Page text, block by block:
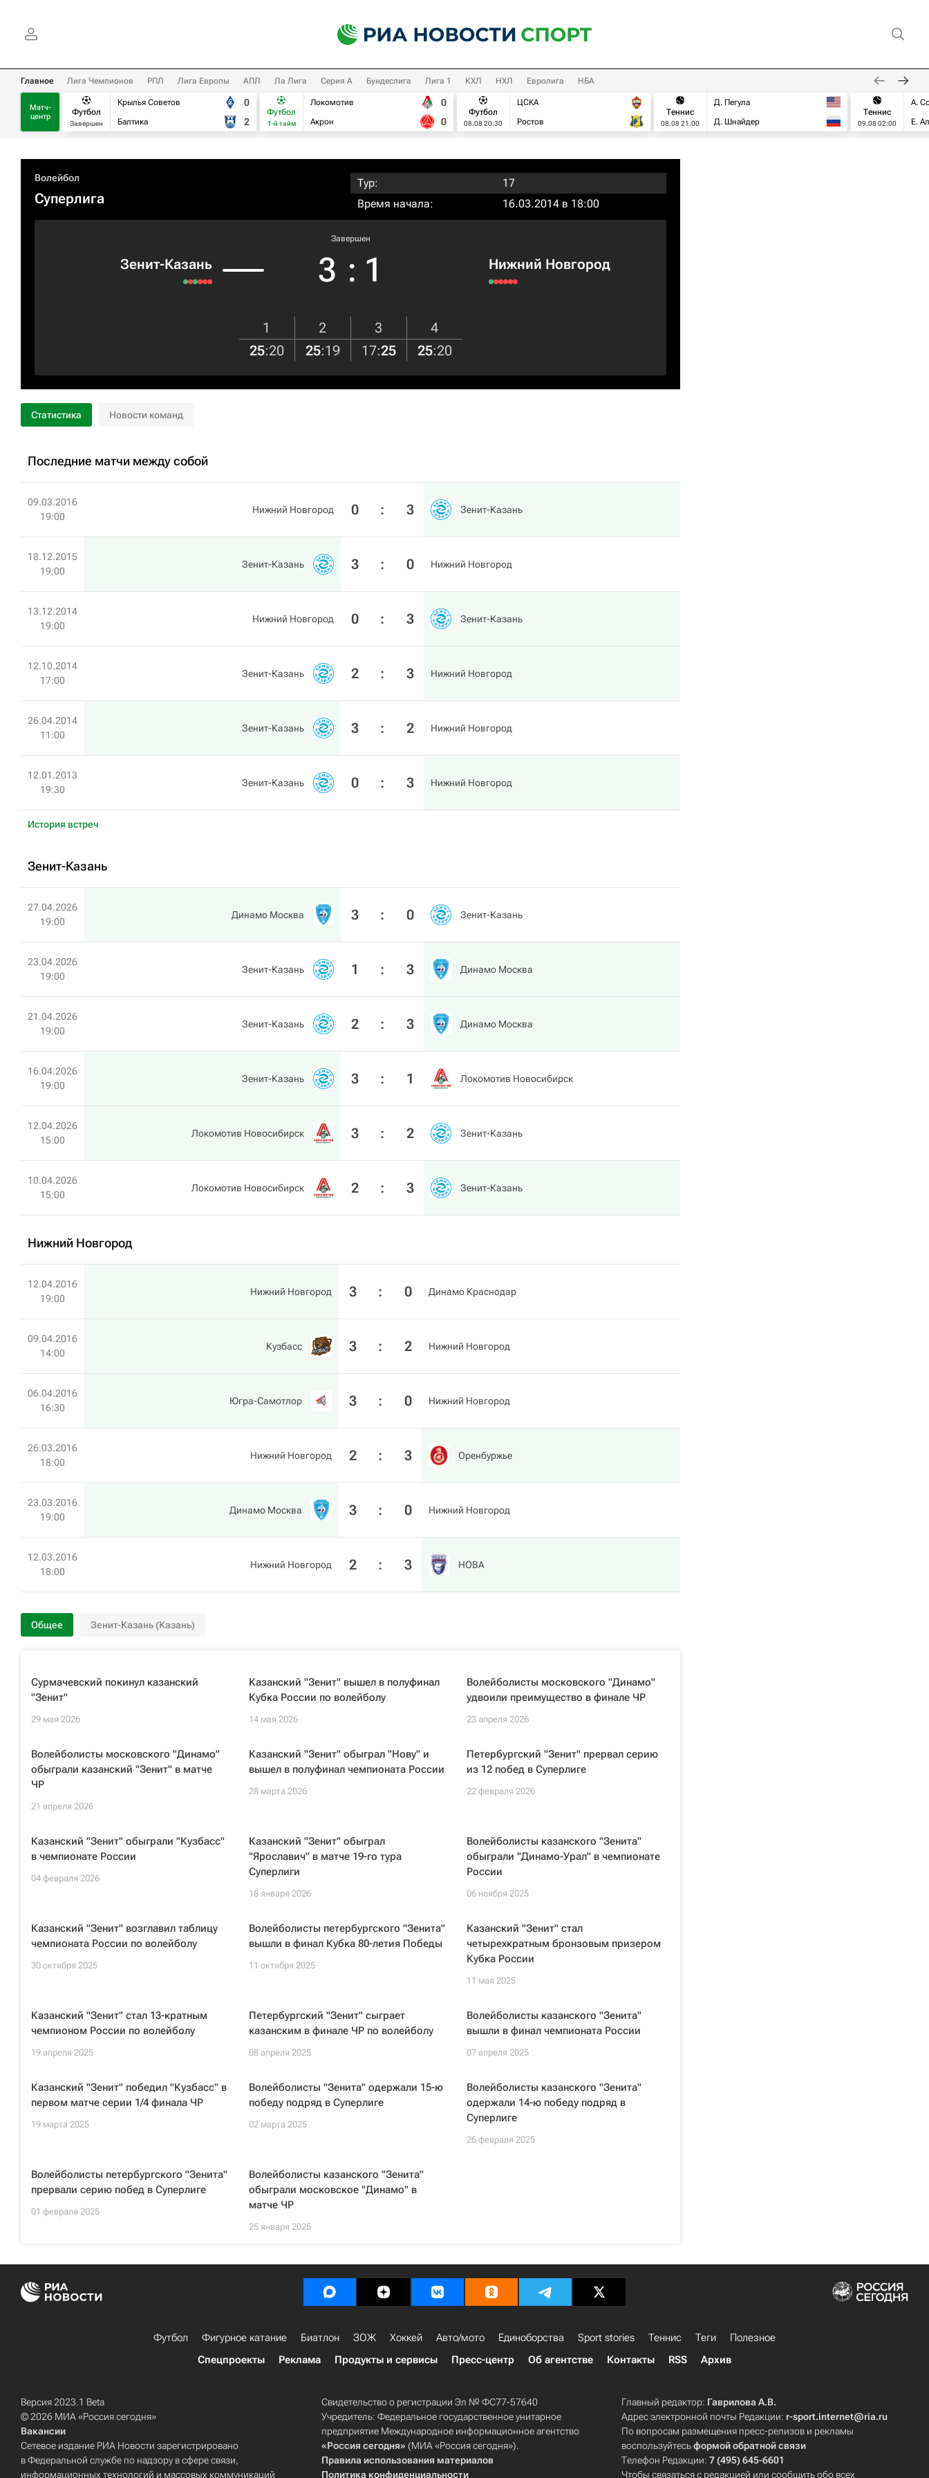
Главное Лига Чемпионов РПЛ Лига Европы АПЛ Ла Лига Серия А Бундеслига Лига 1 КХЛ НХЛ Евролига НБА
Матч-
центр
Футбол
Завершен
Крылья Советов
Балтика
0
2
Футбол
1-й тайм
Локомотив
Акрон
0
0
Футбол
08.08 20:30
ЦСКА
Ростов
Теннис
08.08 21:00
Д. Пегула
Д. Шнайдер
Теннис
09.08 02:00
А.
Е.
Волейбол
Суперлига
Тур:
17
Время начала:
16.03.2014 в 18:00
Зенит-Казань
Завершен
3 : 1 Нижний Новгород
1 2 3
4
25:20 25:19 17:25 25:20
Статистика Новости команд
Последние матчи между собой
09.03.2016
19:00
Нижний Новгород 0 : 3 Зенит-Казань
18.12.2015
19:00
Зенит-Казань 3 : 0 Нижний Новгород
13.12.2014
19:00
Нижний Новгород 0 : 3 Зенит-Казань
12.10.2014
17:00
Зенит-Казань 2 : 3 Нижний Новгород
26.04.2014
11:00
Зенит-Казань 3 : 2 Нижний Новгород
12.01.2013
19:30
Зенит-Казань 0 : 3 Нижний Новгород
История встреч
Зенит-Казань
27.04.2026
19:00
Динамо Москва 3 : 0 Зенит-Казань
23.04.2026
19:00
Зенит-Казань 1 : 3 Динамо Москва
21.04.2026
19:00
Зенит-Казань 2 : 3 Динамо Москва
16.04.2026
19:00
Зенит-Казань 3 : 1 Локомотив Новосибирск
12.04.2026
15:00
Локомотив Новосибирск 3 : 2 Зенит-Казань
10.04.2026
15:00
Локомотив Новосибирск 2 : 3 Зенит-Казань
Нижний Новгород
12.04.2016
19:00
Нижний Новгород 3 : 0 Динамо Краснодар
09.04.2016
14:00
Кузбасс 3 : 2 Нижний Новгород
06.04.2016
16:30
Югра-Самотлор 3 : 0 Нижний Новгород
26.03.2016
18:00
Нижний Новгород 2 : 3 Оренбуржье
23.03.2016
19:00
Динамо Москва 3 : 0 Нижний Новгород
12.03.2016
18:00
Нижний Новгород 2 : 3 HOBA
Общее Зенит-Казань (Казань)
Сурмачевский покинул казанский
"Зенит"
29 мая 2026
Казанский "Зенит" вышел в полуфинал
Кубка России по волейболу
14 мая 2026
Волейболисты московского "Динамо"
удвоили преимущество в финале ЧР
23 апреля 2026
Волейболисты московского "Динамо"
обыграли казанский "Зенит" в матче
ЧР
21 апреля 2026
Казанский "Зенит" обыграл "Нову" и
вышел в полуфинал чемпионата России
28 марта 2026
Петербургский "Зенит" прервал серию
из 12 побед в Суперлиге
22 февраля 2026
Казанский "Зенит" обыграли "Кузбасс"
в чемпионате России
04 февраля 2026
Казанский "Зенит" обыграл
"Ярославич" в матче 19-го тура
Суперлиги
18 января 2026
Волейболисты казанского "Зенита"
обыграли "Динамо-Урал" в чемпионате
России
06 ноября 2025
Казанский "Зенит" возглавил таблицу
чемпионата России по волейболу
30 октября 2025
Волейболисты петербургского "Зенита"
вышли в финал Кубка 80-летия Победы
11 октября 2025
Казанский "Зенит" стал
четырехкратным бронзовым призером
Кубка России
11 мая 2025
Казанский "Зенит" стал 13-кратным
чемпионом России по волейболу
19 апреля 2025
Петербургский "Зенит" сыграет
казанским в финале ЧР по волейболу
08 апреля 2025
Волейболисты казанского "Зенита"
вышли в финал чемпионата России
07 апреля 2025
Казанский "Зенит" победил "Кузбасс" в
первом матче серии 1/4 финала ЧР
19 марта 2025
Волейболисты "Зенита" одержали 15-ю
победу подряд в Суперлиге
02 марта 2025
Волейболисты казанского "Зенита"
одержали 14-ю победу подряд в
Суперлиге
26 февраля 2025
Волейболисты петербургского "Зенита"
прервали серию побед в Суперлиге
01 февраля 2025
Волейболисты казанского "Зенита"
обыграли московское "Динамо" в
матче ЧР
25 января 2025
Футбол Фигурное катание Биатлон ЗОЖ Хоккей Авто/мото Единоборства Sport stories Теннис Теги
Полезное
Спецпроекты
Реклама Продукты и сервисы Пресс-центр Об агентстве Контакты RSS Архив
Версия 2023.1 Beta
© 2026 МИА «Россия сегодня»
Вакансии
Сетевое издание РИА Новости зарегистрировано
в Федеральной службе по надзору в сфере связи,
информационных технологий и массовых коммуникаций
Свидетельство о регистрации Эл № ФС77-57640
Учредитель: Федеральное государственное унитарное
предприятие Международное информационное агентство
«Россия сегодня» (МИА «Россия сегодня»).
Правила использования материалов
Политика конфиденциальности
Главный редактор: Гаврилова А.В.
Адрес электронной почты Редакции: r-sport.internet@ria.ru
По вопросам размещения пресс-релизов и рекламы
воспользуйтесьформой обратной связи
Телефон Редакции:7 (495) 645-6601
Чтобы связаться с редакцией или сообщить обо всех